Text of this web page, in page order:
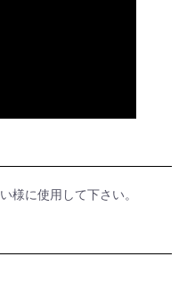
様に使用して下さい。